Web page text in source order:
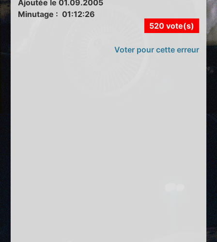
Ajoutée le 01.09.2005
Minutage : 01:12:26
520 vote(s)
Voter pour cette erreur